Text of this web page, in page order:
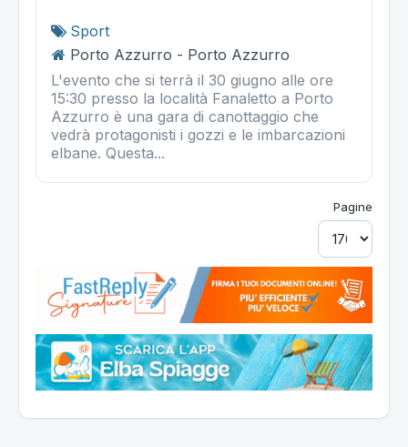
Sport
Porto Azzurro - Porto Azzurro
L'evento che si terrà il 30 giugno alle ore
15:30 presso la località Fanaletto a Porto
Azzurro è una gara di canottaggio che
vedrà protagonisti i gozzi e le imbarcazioni
elbane. Questa...
Pagine